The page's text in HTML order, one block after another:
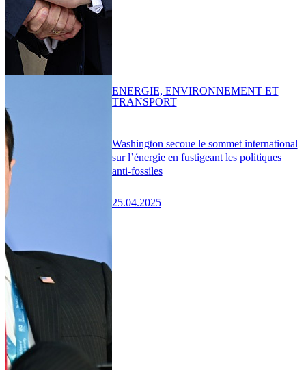
Washington secoue le sommet international
sur l’énergie en fustigeant les politiques
anti-fossiles
25.04.2025
ENERGIE, ENVIRONNEMENT ET
TRANSPORT